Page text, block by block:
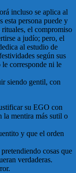
incluso se aplica al
esta persona puede y
rituales, el compromiso
a judío; pero, el
al estudio de
según sus
le corresponde ni le
siendo gentil, con
su EGO con
la mentira más sutil o
y que el orden
cosas que
verdaderas.